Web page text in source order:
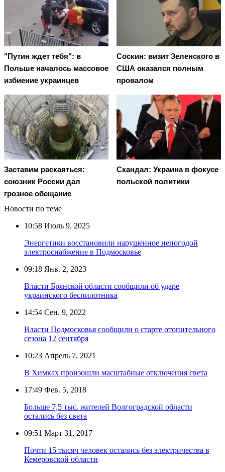
"Путин ждет тебя": в
Польше началось массовое
избиение украинцев
Соскин: визит Зеленского в
США оказался полным
провалом
Заставим раскаяться:
союзник России дал
грозное обещание
Скандал: Украина в фокусе
польской политики
Новости по теме
10:58 Июль 9, 2025
Энергетики восстановили нарушенное непогодой
электроснабжение в Подмосковье
09:18 Янв. 2, 2023
Власти Брянской области сообщили об ударе
украинского беспилотника
14:54 Сен. 9, 2022
Власти Подмосковья сообщили о старте отопительного
сезона 12 сентября
10:23 Апрель 7, 2021
В Химках произошли масштабные отключения света
17:49 Фев. 5, 2018
Больше 7,5 тыс. жителей Волгоградской области
остались без света
09:51 Март 31, 2017
Почти 15 тысяч человек остались без электричества в
Кемеровской области